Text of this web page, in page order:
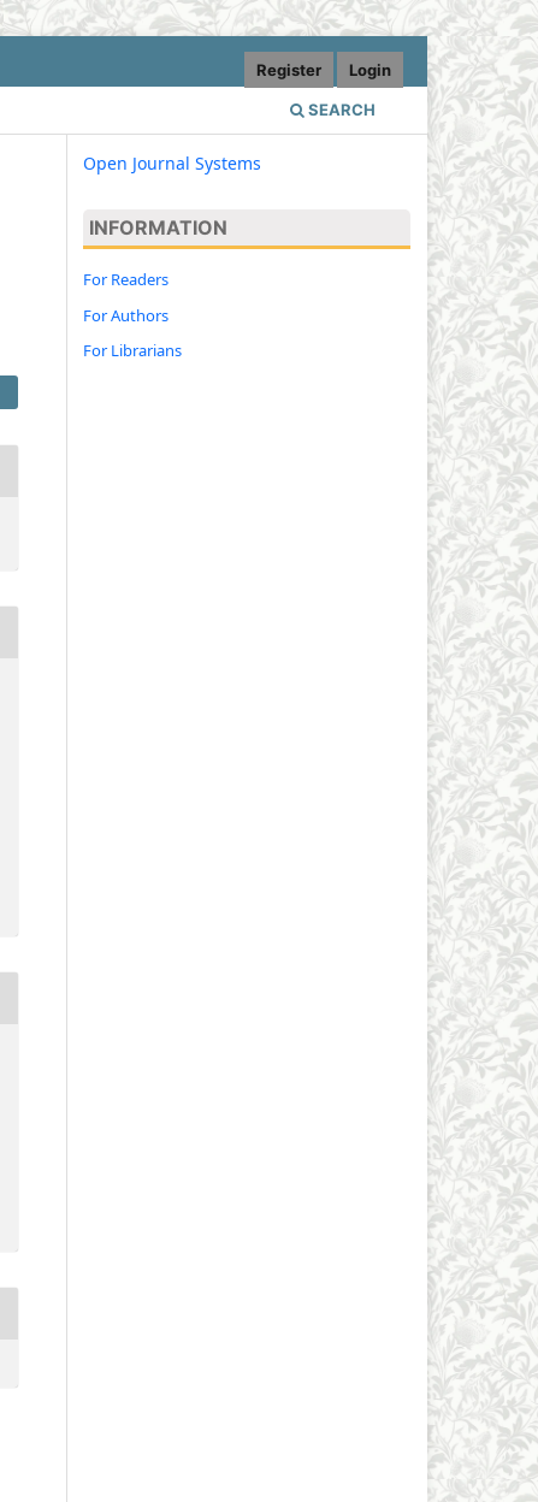
SEARCH
Register Login
Open Journal Systems
INFORMATION
For Readers
For Authors
For Librarians